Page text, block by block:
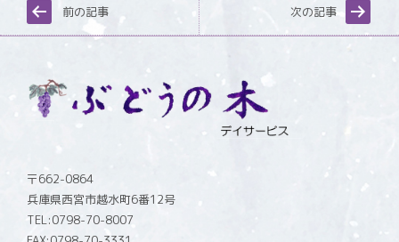
前の記事 次の記事
〒662-0864
兵庫県西宮市越水町6番12号
TEL:0798-70-8007